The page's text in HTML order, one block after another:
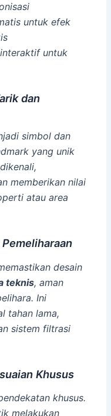
untuk efek
untuk
dan
simbol dan
yang unik
memberikan nilai
atau area
desain
teknis, aman
Ini
tahan lama,
sistem filtrasi
Khusus
khusus.
melakukan